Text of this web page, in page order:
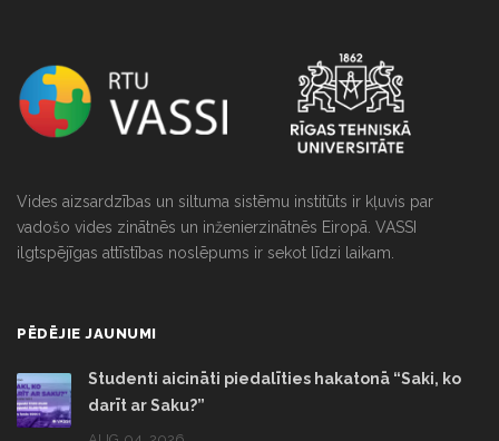
Vides aizsardzības un siltuma sistēmu institūts ir kļuvis par
vadošo vides zinātnēs un inženierzinātnēs Eiropā. VASSI
ilgtspējīgas attīstības noslēpums ir sekot līdzi laikam.
PĒDĒJIE JAUNUMI
Studenti aicināti piedalīties hakatonā “Saki, ko
darīt ar Saku?”